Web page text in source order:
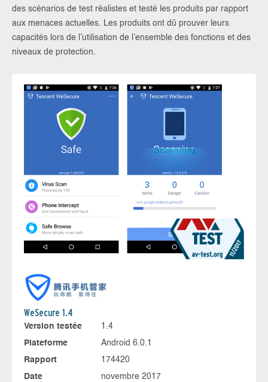
des scénarios de test réalistes et testé les produits par rapport
aux menaces actuelles. Les produits ont dû prouver leurs
capacités lors de l’utilisation de l’ensemble des fonctions et des
niveaux de protection.
WeSecure 1.4
Version testée
1.4
Plateforme
Android 6.0.1
Rapport
174420
Date
novembre 2017